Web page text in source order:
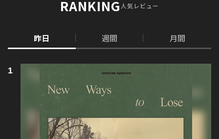
RANKING人気レビュー
昨日 週間 月間